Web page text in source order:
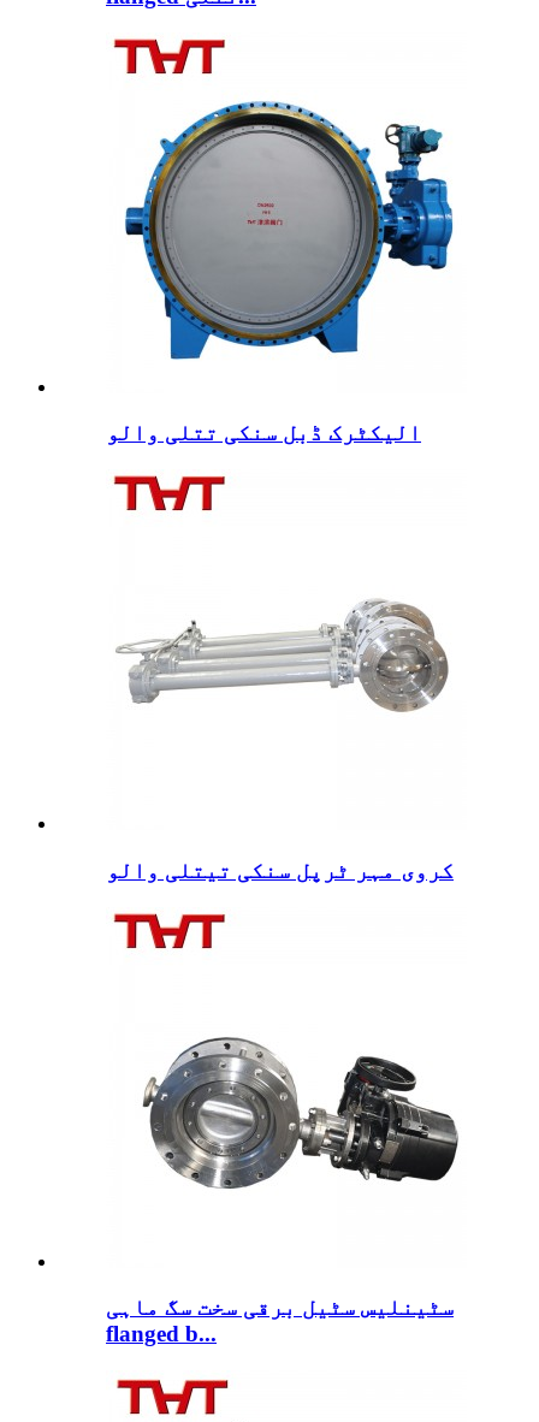
الیکٹرک ڈبل سنکی تتلی والو
کروی مہر ٹرپل سنکی تیتلی والو
سٹینلیس سٹیل برقی سخت سگ ماہی
flanged b...